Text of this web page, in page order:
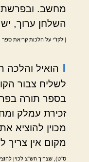
מחשב. ובפרשת
השלחן ערוך,
[ילקו"י על הלכות קריאת
ו הואיל והלכה
לשליח צבור
בספר תורה
זכירת עמלק
מכוין להוציא
מקום אין צריך
ס"ט), שצריך הש"צ לכוין